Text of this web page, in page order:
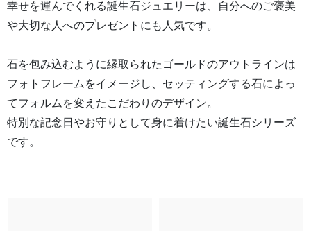
幸せを運んでくれる誕生石ジュエリーは、自分へのご褒美
や大切な人へのプレゼントにも人気です。
石を包み込むように縁取られたゴールドのアウトラインは
フォトフレームをイメージし、セッティングする石によっ
てフォルムを変えたこだわりのデザイン。
特別な記念日やお守りとして身に着けたい誕生石シリーズ
です。